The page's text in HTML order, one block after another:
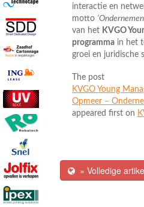
interactie en
motto
van het KVGO
programma in het
groei en juridische
The post
KVGO Young
Opmeer –
appeared first on
» Volledige